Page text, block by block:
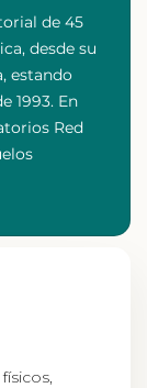
de 45
desde su
estando
1993. En
Red